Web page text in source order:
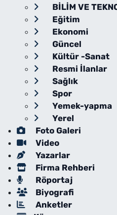
BİLİM VE
Eğitim
Ekonomi
Güncel
Kültür -Sanat
Resmi İlanlar
Sağlık
Spor
Yemek-yapma
Yerel
Foto Galeri
Video
Yazarlar
Firma Rehberi
Röportaj
Biyografi
Anketler